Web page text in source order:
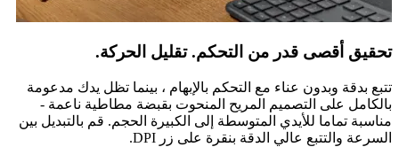
تحقيق أقصى قدر من التحكم. تقليل الحركة.
تتبع بدقة وبدون عناء مع التحكم بالإبهام ، بينما تظل يدك مدعومة
بالكامل على التصميم المريح المنحوت بقبضة مطاطية ناعمة -
مناسبة تماما للأيدي المتوسطة إلى الكبيرة الحجم. قم بالتبديل بين
السرعة والتتبع عالي الدقة بنقرة على زر DPI.